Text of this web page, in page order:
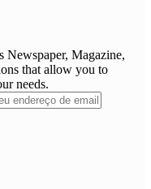
Newspaper, Magazine,
that allow you to
needs.